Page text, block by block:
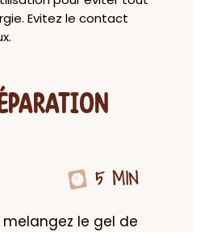
Evitez le contact
5 MIN
melangez le gel de